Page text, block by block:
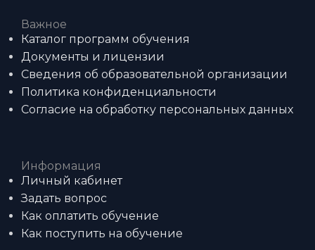
Важное
Каталог программ обучения
Документы и лицензии
Сведения об образовательной организации
Политика конфиденциальности
Согласие на обработку персональных данных
Информация
Личный кабинет
Задать вопрос
Как оплатить обучение
Как поступить на обучение